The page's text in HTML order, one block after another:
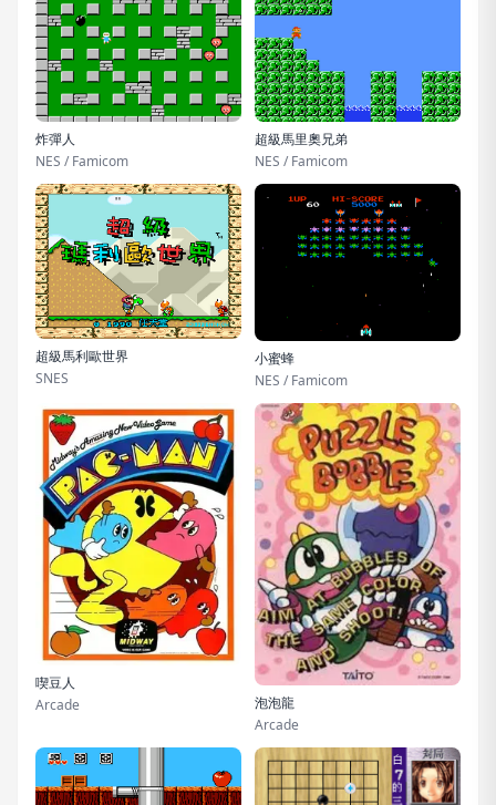
炸彈人
NES / Famicom
超級馬里奧兄弟
NES / Famicom
超級馬利歐世界
SNES
小蜜蜂
NES / Famicom
喫豆人
Arcade
泡泡龍
Arcade